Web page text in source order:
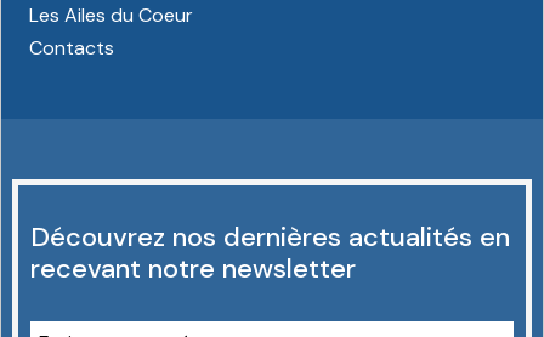
Les Ailes du Coeur
Contacts
Découvrez nos dernières actualités en
recevant notre newsletter